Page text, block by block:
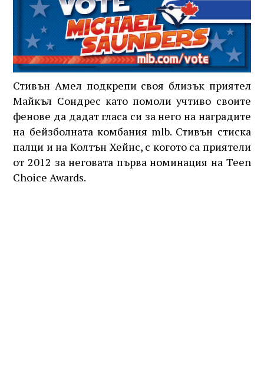
Стивън Амел подкрепи своя близък приятел
Майкъл Сондрес като помоли учтиво своите
фенове да дадат гласа си за него на наградите
на бейзболната комбания mlb. Стивън стиска
палци и на Колтън Хейнс, с когото са приятели
от 2012 за неговата първа номинация на Teen
Choice Awards.